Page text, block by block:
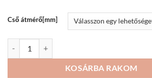
Cső átmérő[mm]
KOSÁRBA RAKOM